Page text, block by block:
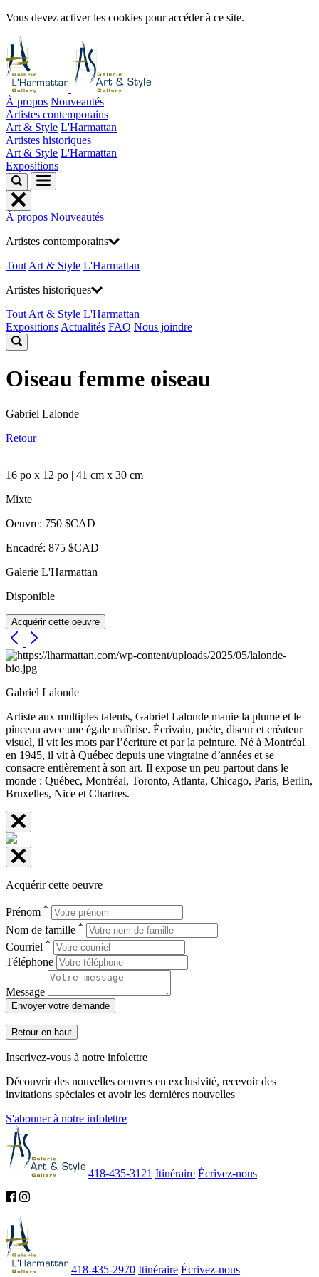
Vous devez activer les cookies pour accéder à ce site.
À propos Nouveautés
Artistes contemporains
Art & Style L'Harmattan
Artistes historiques
Art & Style L'Harmattan
Expositions
À propos Nouveautés
Artistes contemporains
Tout Art & Style L'Harmattan
Artistes historiques
Tout Art & Style L'Harmattan
Expositions Actualités FAQ Nous joindre
Oiseau femme oiseau
Gabriel Lalonde
Retour
16 po x 12 po | 41 cm x 30 cm
Mixte
Oeuvre: 750 $CAD
Encadré: 875 $CAD
Galerie L'Harmattan
Disponible
Acquérir cette oeuvre
Gabriel Lalonde
Artiste aux multiples talents, Gabriel Lalonde manie la plume et le
pinceau avec une égale maîtrise. Écrivain, poète, diseur et créateur
visuel, il vit les mots par l’écriture et par la peinture. Né à Montréal
en 1945, il vit à Québec depuis une vingtaine d’années et se
consacre entièrement à son art. Il expose un peu partout dans le
monde : Québec, Montréal, Toronto, Atlanta, Chicago, Paris, Berlin,
Bruxelles, Nice et Chartres.
Acquérir cette oeuvre
Prénom *
Nom de famille *
Courriel *
Téléphone
Message
Envoyer votre demande
Retour en haut
Inscrivez-vous à notre infolettre
Découvrir des nouvelles oeuvres en exclusivité, recevoir des
invitations spéciales et avoir les dernières nouvelles
S'abonner à notre infolettre
418-435-3121 Itinéraire Écrivez-nous
418-435-2970 Itinéraire Écrivez-nous